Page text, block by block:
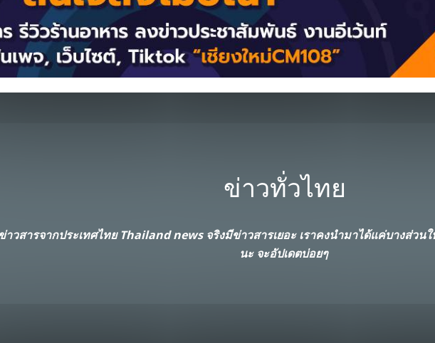
ข่าวทั่วไทย
ข่าวสารจากประเทศไทย Thailand news จริงมีข่าวสารเยอะ เราคงนำมาได้แค่บางส่วน
นะ จะอัปเดตบ่อยๆ